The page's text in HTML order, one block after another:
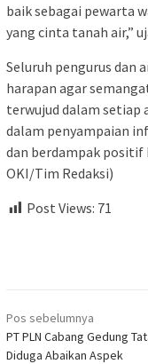
baik sebagai pewarta
yang cinta tanah air,”
Seluruh pengurus dan
harapan agar
terwujud dalam setiap
dalam penyampaian
dan berdampak positif
OKI/Tim Redaksi)
Post Views: 71
Navigasi
pos
Pos sebelumnya
PT PLN Cabang Gedung
Diduga Abaikan Aspek